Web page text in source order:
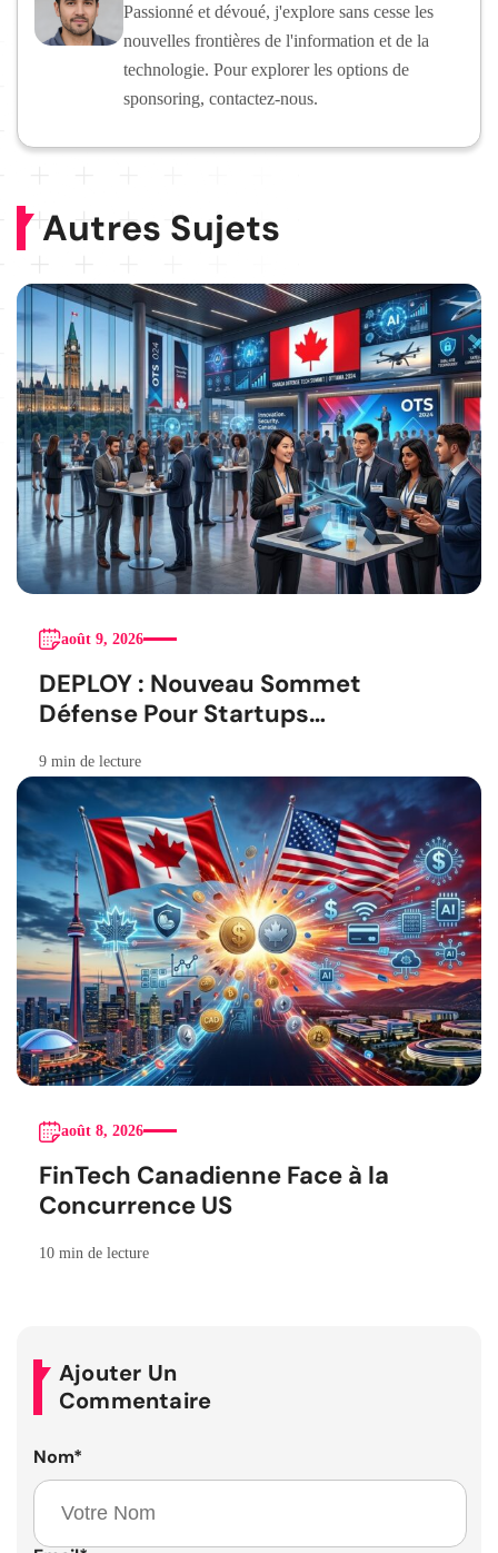
Passionné et dévoué, j'explore sans cesse les
nouvelles frontières de l'information et de la
technologie. Pour explorer les options de
sponsoring, contactez-nous.
Autres Sujets
août 9, 2026
DEPLOY : Nouveau Sommet
Défense Pour Startups
9 min de lecture
août 8, 2026
FinTech Canadienne Face à la
Concurrence US
10 min de lecture
Ajouter Un
Commentaire
Nom*